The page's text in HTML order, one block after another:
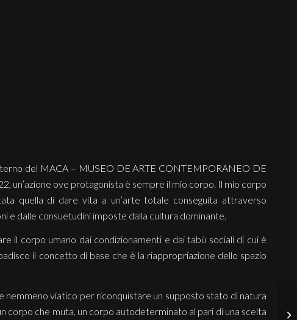
del MACA – MUSEO DE ARTE CONTEMPORANEO DE
un’azione ove protagonista è sempre il mio corpo. Il mio corpo
quella di dare vita a un’arte totale conseguita attraverso
e dalle consuetudini imposte dalla cultura dominante.
il corpo umano dai condizionamenti e dai tabù sociali di cui è
il concetto di base che è la riappropriazione dello spazio
nemmeno viatico per riconquistare un supposto stato di natura
che muta, un corpo autodeterminato al pari di una scelta